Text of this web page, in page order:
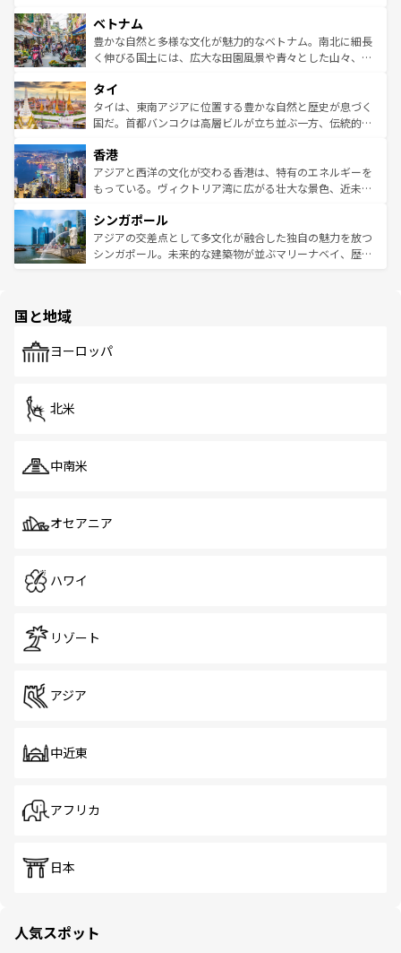
参照してほしい。
容にもいいと評判のスイーツなど、バラエティ豊かな料理
が味わえる。 なお、新着の台湾情報は コンテンツ一覧を参
照してほしい。
き、地方に足を延ばせば四季折々の自然美を楽しむことが
できる。そして、キムチや焼肉、絶品のストリートフード
まで、さまざまな韓国料理が待っている。夜には、韓国な
リティに包まれながら、韓国の多彩な魅力を心ゆくまで味
わってみてほしい。 なお、新着の韓国情報はコンテンツ一
覧を参照してほしい。
ベトナム
豊かな自然と多様な文化が魅力的なベトナム。南北に細長
く伸びる国土には、広大な田園風景や青々とした山々、世
急速な発展と共に伝統が息づく。ハノイの古い町並みやホ
ーチミン市のフランス統治時代の建物も、独特の雰囲気を
醸し出している。また、バラエティの豊かさとおいしさで
とつ。フォーやバインミー、ベトナムコーヒーなどは、ぜ
ひ現地で味わいたい。どの地域を訪れてもあたたかい人々
が旅行者を迎えてくれるので、きっと忘れられない旅にな
参照してほしい。
タイ
タイは、東南アジアに位置する豊かな自然と歴史が息づく
国だ。首都バンコクは高層ビルが立ち並ぶ一方、伝統的な
の活気が交差している。北部ではチェンマイなどの山岳地
帯で自然と触れ合い、南部ではプーケットやクラビの美し
いビーチでリゾート気分を楽しむことができる。タイ料理
激する。気候は一年中温暖で、どの季節にも異なる楽しみ
が待っている。親しみやすいタイの人々、仏教を中心とし
た文化、そして多様な観光資源が、訪れる旅人を魅了し続
香港
アジアと西洋の文化が交わる香港は、特有のエネルギーを
もっている。ヴィクトリア湾に広がる壮大な景色、近未来
み、どこを訪れても感動するはず。観光スポットが密集し
ており、効率よく見どころを回れるのも魅力。息をのむよ
うな絶景から文化的な体験まで、香港を存分に楽しみ尽く
シンガポール
アジアの交差点として多文化が融合した独自の魅力を放つ
シンガポール。未来的な建築物が並ぶマリーナベイ、歴史
で、ホーカーズは地元の風情を楽しめる外せないスポット
国と地域
ヨーロッパ
北米
中南米
オセアニア
ハワイ
リゾート
アジア
中近東
アフリカ
日本
人気スポット